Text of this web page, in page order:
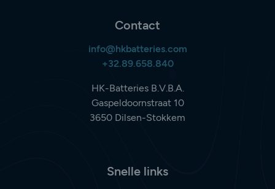
Contact
info@hkbatteries.com
+32.89.658.840
HK-Batteries B.V.B.A.
Gaspeldoornstraat 10
3650 Dilsen-Stokkem
Snelle links